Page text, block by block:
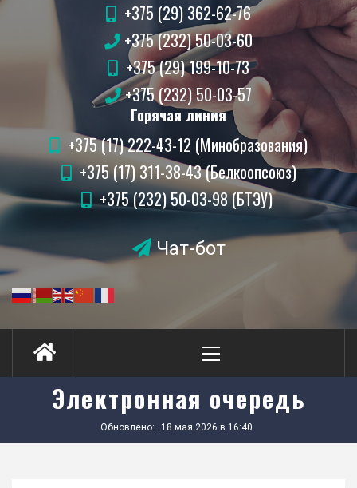
+375 (29) 362-62-76
+375 (232) 50-03-60
+375 (29) 199-10-73
+375 (232) 50-03-57
Горячая линия
+375 (17) 222-43-12 (Минобразования)
+375 (17) 311-38-43 (Белкоопсоюз)
+375 (232) 50-03-98 (БТЭУ)
Чат-бот
Menu
Электронная очередь
Обновлено: 18 мая 2026 в 16:40